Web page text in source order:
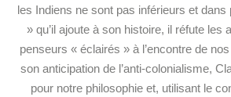
les Indiens ne sont pas inférieurs et
» qu’il ajoute à son histoire, il réfute les
penseurs « éclairés » à l’encontre de
son anticipation de l’anti-colonialisme,
pour notre philosophie et, utilisant le